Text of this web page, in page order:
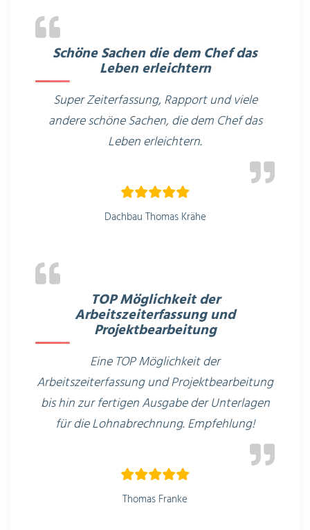
Schöne Sachen die dem Chef das
Leben erleichtern
Super Zeiterfassung, Rapport und viele
andere schöne Sachen, die dem Chef das
Leben erleichtern.
Dachbau Thomas Krähe
TOP Möglichkeit der
Arbeitszeiterfassung und
Projektbearbeitung
Eine TOP Möglichkeit der
Arbeitszeiterfassung und Projektbearbeitung
bis hin zur fertigen Ausgabe der Unterlagen
für die Lohnabrechnung. Empfehlung!
Thomas Franke